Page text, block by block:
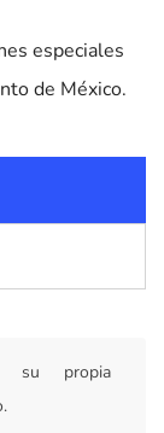
especiales
de México.
su propia